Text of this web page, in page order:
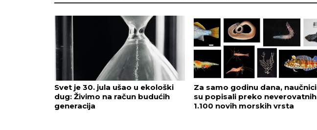
Svet je 30. jula ušao u ekološki
dug: Živimo na račun budućih
generacija
Za samo godinu dana, naučnici
su popisali preko neverovatnih
1.100 novih morskih vrsta